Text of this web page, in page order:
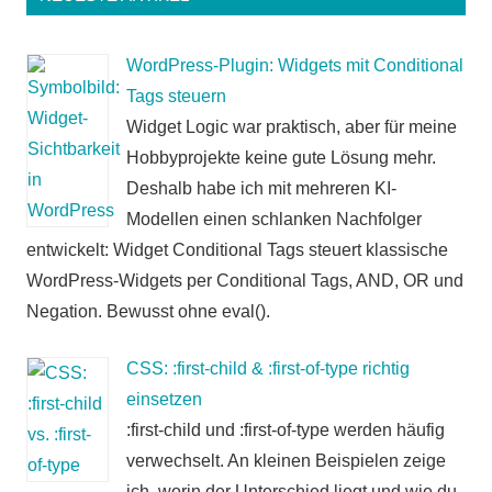
WordPress-Plugin: Widgets mit Conditional
Tags steuern
Widget Logic war praktisch, aber für meine
Hobbyprojekte keine gute Lösung mehr.
Deshalb habe ich mit mehreren KI-
Modellen einen schlanken Nachfolger
entwickelt: Widget Conditional Tags steuert klassische
WordPress-Widgets per Conditional Tags, AND, OR und
Negation. Bewusst ohne eval().
CSS: :first-child & :first-of-type richtig
einsetzen
:first-child und :first-of-type werden häufig
verwechselt. An kleinen Beispielen zeige